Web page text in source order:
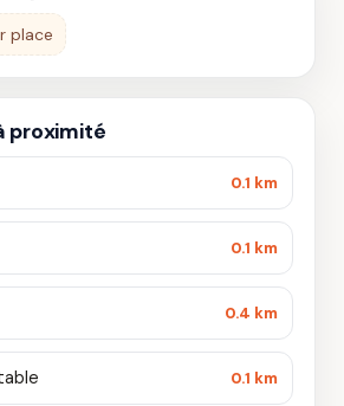
place
proximité
0.1 km
0.1 km
0.4 km
0.1 km